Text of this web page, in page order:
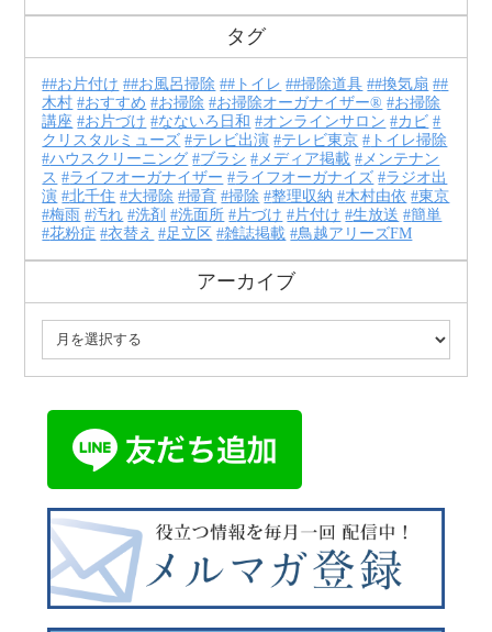
タグ
#お片付け #お風呂掃除 #トイレ #掃除道具 #換気扇
#
木村
おすすめ お掃除 お掃除オーガナイザー®
お掃除
講座
お片づけ なないろ日和 オンラインサロン
カビ
クリスタルミューズ
テレビ出演 テレビ東京
トイレ掃除
ハウスクリーニング
ブラシ メディア掲載
メンテナン
ス
ライフオーガナイザー ライフオーガナイズ
ラジオ出
演
北千住 大掃除 掃育 掃除 整理収納 木村由依
東京
梅雨
汚れ 洗剤 洗面所 片づけ 片付け 生放送
簡単
花粉症
衣替え 足立区 雑誌掲載 鳥越アリーズFM
アーカイブ